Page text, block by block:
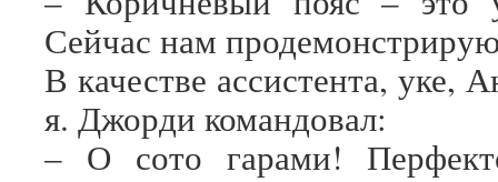
Сейчас нам
В качестве ассистента, уке,
я. Джорди командовал:
– О сото гарами!